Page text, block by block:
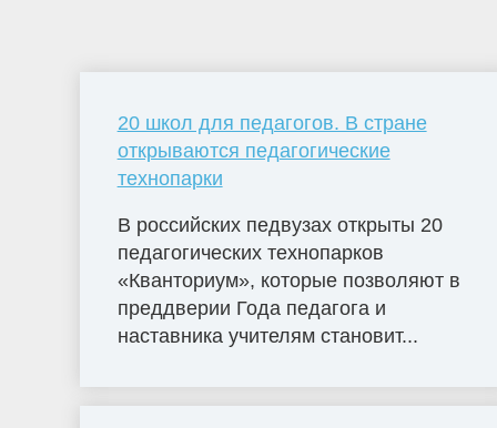
20 школ для педагогов. В стране
открываются педагогические
технопарки
В российских педвузах открыты 20
педагогических технопарков
«Кванториум», которые позволяют в
преддверии Года педагога и
наставника учителям становит...